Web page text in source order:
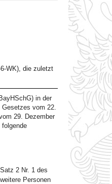
(inaktiv)
WK), die zuletzt
in der
Gesetzes vom 22.
29. Dezember
2 Nr. 1 des
Personen